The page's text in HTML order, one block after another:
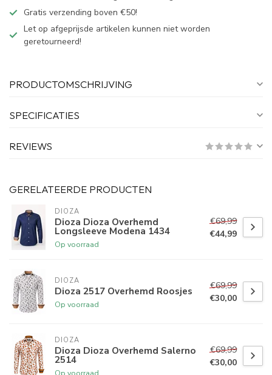
Gratis verzending boven €50!
Let op afgeprijsde artikelen kunnen niet worden
geretourneerd!
PRODUCTOMSCHRIJVING
SPECIFICATIES
REVIEWS
GERELATEERDE PRODUCTEN
DIOZA
Dioza Dioza Overhemd
Longsleeve Modena 1434
Op voorraad
€69,99
€44,99
DIOZA
Dioza 2517 Overhemd Roosjes
Op voorraad
€69,99
€30,00
DIOZA
Dioza Dioza Overhemd Salerno
2514
€69,99
€30,00